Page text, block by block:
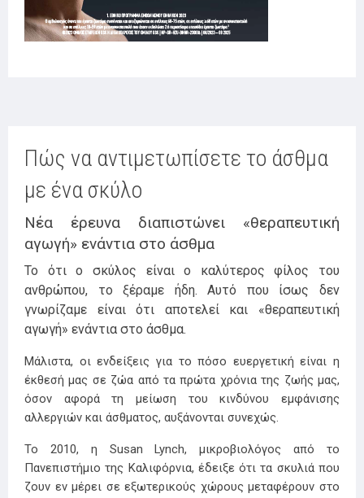
Πώς να αντιμετωπίσετε το άσθμα
με ένα σκύλο
Νέα έρευνα διαπιστώνει «θεραπευτική
αγωγή» ενάντια στο άσθμα
Το ότι ο σκύλος είναι ο καλύτερος φίλος του
ανθρώπου, το ξέραμε ήδη. Αυτό που ίσως δεν
γνωρίζαμε είναι ότι αποτελεί και «θεραπευτική
αγωγή» ενάντια στο άσθμα.
Μάλιστα, οι ενδείξεις για το πόσο ευεργετική είναι η
έκθεσή μας σε ζώα από τα πρώτα χρόνια της ζωής μας,
όσον αφορά τη μείωση του κινδύνου εμφάνισης
αλλεργιών και άσθματος, αυξάνονται συνεχώς.
Το 2010, η Susan Lynch, μικροβιολόγος από το
Πανεπιστήμιο της Καλιφόρνια, έδειξε ότι τα σκυλιά που
ζουν εν μέρει σε εξωτερικούς χώρους μεταφέρουν στο